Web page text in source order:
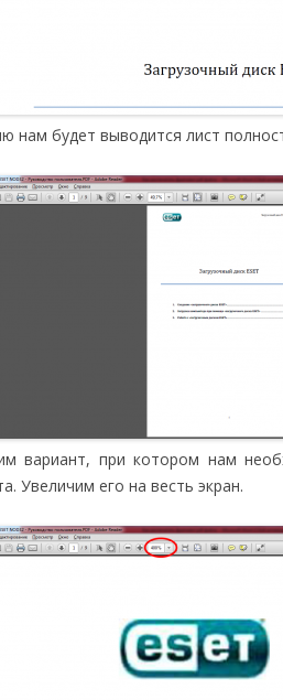
нам будет выводится лист
вариант, при котором нам
Увеличим его на весть экран.